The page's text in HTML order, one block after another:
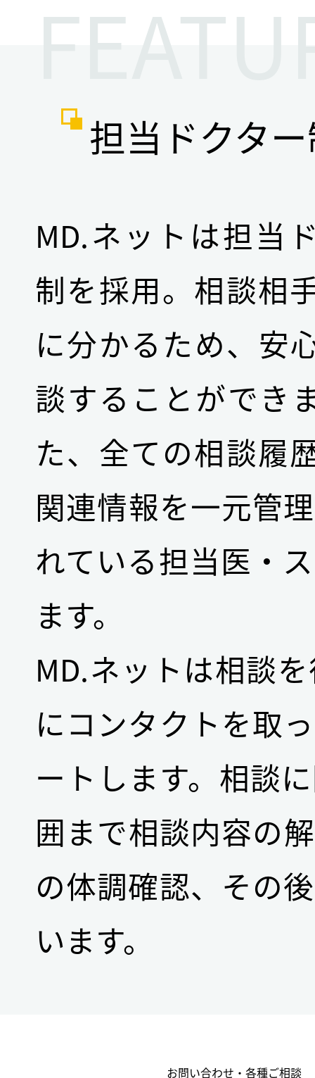
担当ドクタ
MD.ネットは担当
制を採用。相談相
に分かるため、安
談することができ
た、全ての相談履
関連情報を一元管
れている担当医・
ます。
MD.ネットは相談
にコンタクトを取
ートします。相談
囲まで相談内容の
の体調確認、その
います。
お問い合わせ・各種ご相談